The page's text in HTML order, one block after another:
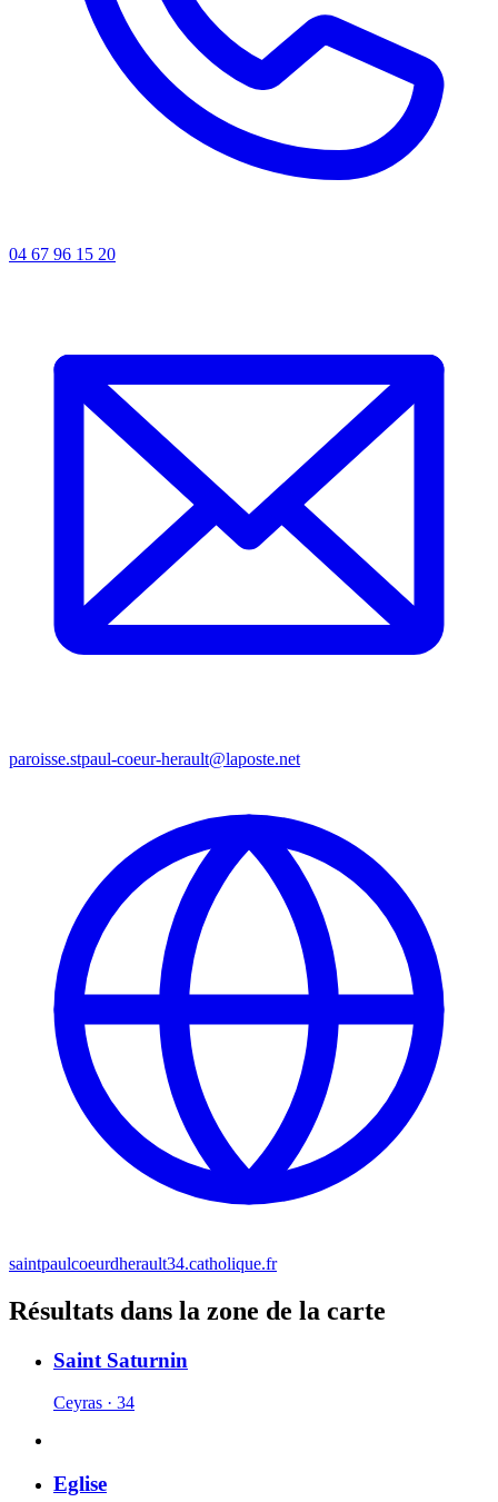
04 67 96 15 20
paroisse.stpaul-coeur-herault@laposte.net
saintpaulcoeurdherault34.catholique.fr
Résultats dans la zone de la carte
Saint Saturnin
Ceyras · 34
Eglise